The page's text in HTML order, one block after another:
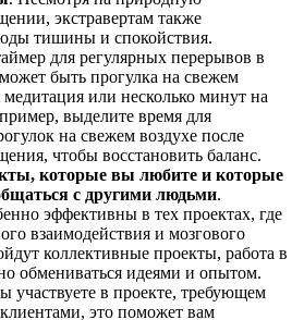
экстравертам также
тишины и спокойствия.
для регулярных перерывов в
быть прогулка на свежем
медитация или несколько минут на
выделите время для
на свежем воздухе после
чтобы восстановить баланс.
которые вы любите и которые
с другими людьми.
эффективны в тех проектах, где
взаимодействия и мозгового
коллективные проекты, работа в
обмениваться идеями и опытом.
участвуете в проекте, требующем
это поможет вам